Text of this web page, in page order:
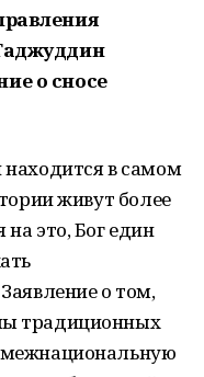
о сносе
в самом
живут более
это, Бог един
о том,
традиционных
межнациональную